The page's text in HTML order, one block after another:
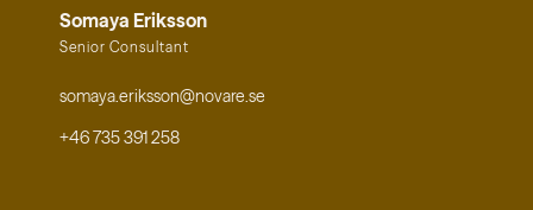
Somaya Eriksson
Senior Consultant
somaya.eriksson@novare.se
+46 735 391 258